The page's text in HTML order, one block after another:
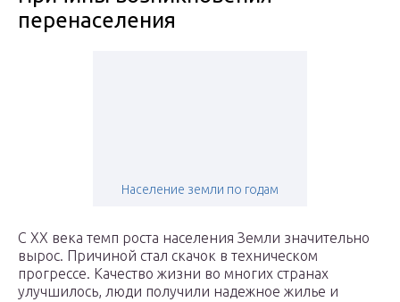
перенаселения
Население земли по годам
С XX века темп роста населения Земли значительно
вырос. Причиной стал скачок в техническом
прогрессе. Качество жизни во многих странах
улучшилось, люди получили надежное жилье и